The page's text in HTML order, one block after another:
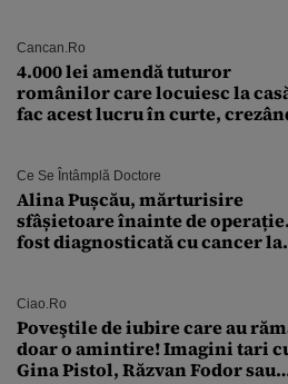
Cancan.ro
4.000 lei amendă tuturor
românilor care locuiesc la
fac acest lucru în curte,
Ce Se Întâmplă Doctore
Alina Pușcău, mărturisire
sfâșietoare înainte de
fost diagnosticată cu cancer la
îmi salvez viața”
Ciao.ro
Poveştile de iubire care au
doar o amintire! Imagini tari
Gina Pistol, Răzvan Fodor sau